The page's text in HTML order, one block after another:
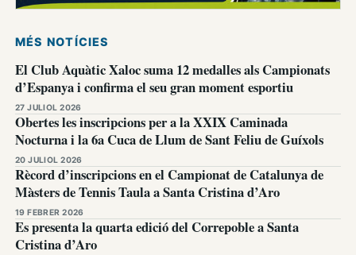
MÉS NOTÍCIES
El Club Aquàtic Xaloc suma 12 medalles als Campionats
d’Espanya i confirma el seu gran moment esportiu
27 JULIOL 2026
Obertes les inscripcions per a la XXIX Caminada
Nocturna i la 6a Cuca de Llum de Sant Feliu de Guíxols
20 JULIOL 2026
Rècord d’inscripcions en el Campionat de Catalunya de
Màsters de Tennis Taula a Santa Cristina d’Aro
19 FEBRER 2026
Es presenta la quarta edició del Correpoble a Santa
Cristina d’Aro